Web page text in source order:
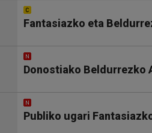
Fantasiazko eta
Donostiako Beldurrezko
Publiko ugari